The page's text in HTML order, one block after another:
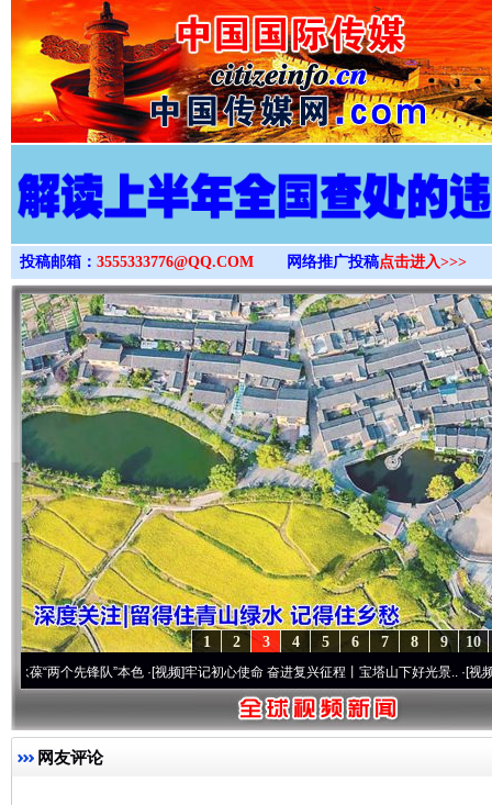
>
投稿邮箱： 3555333776@QQ.COM 网络推广投稿点击进入>>>
10
9
8
7
6
5
4
3
2
1
个先锋队”本色·[视频]牢记初心使命 奋进复兴征程丨宝塔山下好光景..·[视频]因党而
网友评论